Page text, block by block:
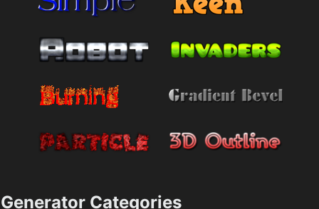
Generator Categories